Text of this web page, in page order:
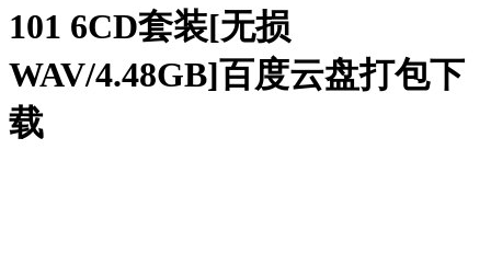
101 6CD套装[无损
WAV/4.48GB]百度云盘打包下
载